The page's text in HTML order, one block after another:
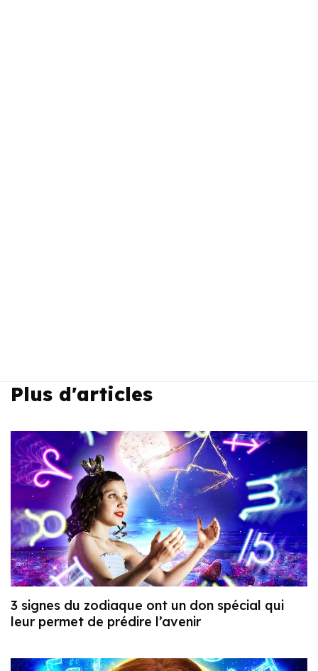
Plus d'articles
3 signes du zodiaque ont un don spécial qui
leur permet de prédire l’avenir